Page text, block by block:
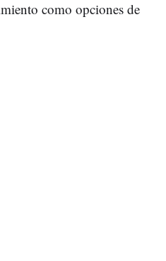
como opciones de